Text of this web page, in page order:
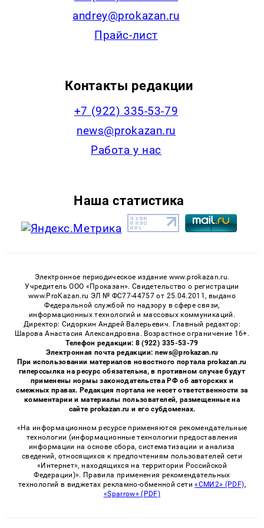
andrey@prokazan.ru
Прайс-лист
Контакты редакции
+7 (922) 335-53-79
news@prokazan.ru
Работа у нас
Наша статистика
Электронное периодическое издание www.prokazan.ru.
Учредитель ООО «Проказан». Cвидетельство о регистрации
www.ProKazan.ru ЭЛ № ФС77-44757 от 25.04.2011, выдано
Федеральной службой по надзору в сфере связи,
информационных технологий и массовых коммуникаций.
Директор: Сидоркин Андрей Валерьевич. Главный редактор:
Шарова Анастасия Александровна. Возрастное ограничение 16+.
Телефон редакции: 8 (922) 335-53-79
Электронная почта редакции: news@prokazan.ru
При использовании материалов новостного портала prokazan.ru
гиперссылка на ресурс обязательна, в противном случае будут
применены нормы законодательства РФ об авторских и
смежных правах. Редакция портала не несет ответственности за
комментарии и материалы пользователей, размещенные на
сайте prokazan.ru и его субдоменах.
«На информационном ресурсе применяются рекомендательные
технологии (информационные технологии предоставления
информации на основе сбора, систематизации и анализа
сведений, относящихся к предпочтениям пользователей сети
«Интернет», находящихся на территории Российской
Федерации)». Правила применения рекомендательных
технологий в виджетах рекламно-обменной сети«СМИ2» (PDF),
«Sparrow» (PDF)